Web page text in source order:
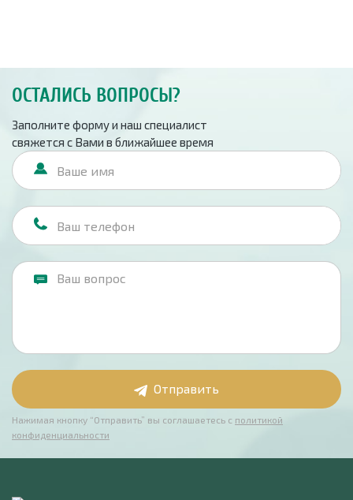
ОСТАЛИСЬ ВОПРОСЫ?
Заполните форму и наш специалист
свяжется с Вами в ближайшее время
Отправить
Нажимая кнопку “Отправить” вы соглашаетесь с политикой
конфиденциальности